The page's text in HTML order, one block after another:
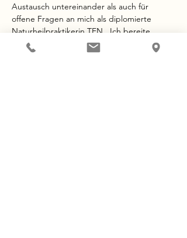
Austausch untereinander als auch für
offene Fragen an mich als diplomierte
Naturheilpraktikerin TEN.  Ich bereite
jeweils einen fachlichen Input vor und teile
mein Wissen aus meiner Praxiserfahrung.